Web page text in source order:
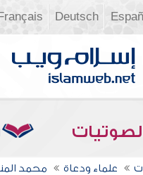
Deutsch
Français
علماء ودعاة محمد